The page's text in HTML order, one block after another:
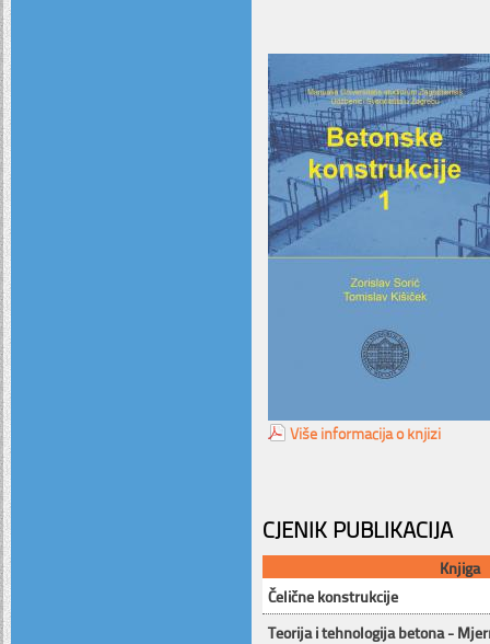
Više informacija o knjizi
CJENIK PUBLIKACIJA
Knjiga
Čelične konstrukcije
Teorija i tehnologija betona -